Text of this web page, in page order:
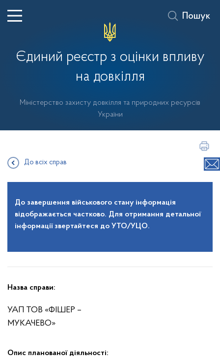
Єдиний реєстр з оцінки впливу
на довкілля
Міністерство захисту довкілля та природних ресурсів
України
Пошук
До всіх справ
До завершення військового стану інформація
відображається частково. Для отримання детальної
інформації звертайтеся до УТО/УЦО.
Назва справи:
УАП ТОВ «ФІШЕР –
МУКАЧЕВО»
Опис планованої діяльності: